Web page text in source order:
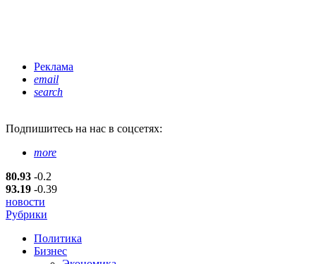
Реклама
email
search
Подпишитесь на нас в соцсетях:
more
80.93 -0.2
93.19 -0.39
новости
Рубрики
Политика
Бизнес